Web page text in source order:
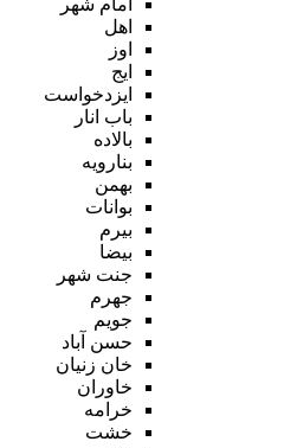
اهل
اوز
ایج
ایزدخواست
باب انار
بالاده
بنارویه
بهمن
بوانات
بیرم
بیضا
جنت شهر
جهرم
جویم
حسن آباد
خان زنیان
خاوران
خرامه
خشت